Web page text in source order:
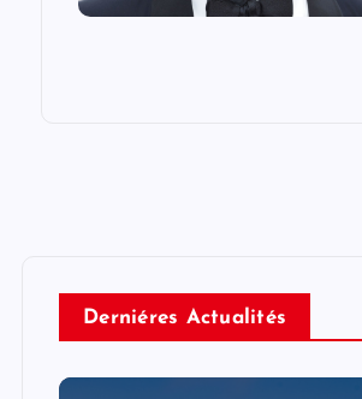
Derniéres Actualités